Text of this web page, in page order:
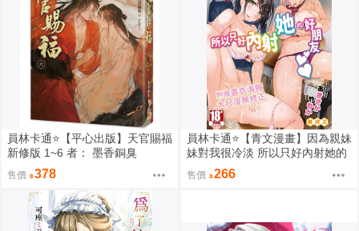
員林卡通⭐️【平心出版】天官賜福
新修版 1~6 者： 墨香銅臭
售價 378
員林卡通⭐️【青文漫畫】因為親妹
妹對我很冷淡 所以只好內射她的
好朋友（全） 作者： あきさかや
もか
售價 266